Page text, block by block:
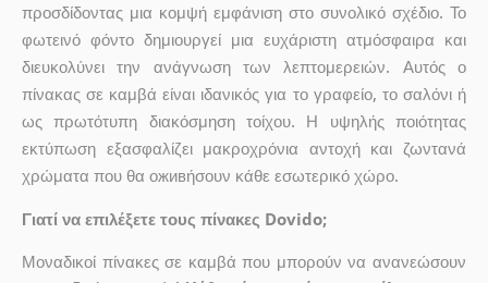
προσδίδοντας μια κομψή εμφάνιση στο συνολικό σχέδιο. Το
φωτεινό φόντο δημιουργεί μια ευχάριστη ατμόσφαιρα και
διευκολύνει την ανάγνωση των λεπτομερειών. Αυτός ο
πίνακας σε καμβά είναι ιδανικός για το γραφείο, το σαλόνι ή
ως πρωτότυπη διακόσμηση τοίχου. Η υψηλής ποιότητας
εκτύπωση εξασφαλίζει μακροχρόνια αντοχή και ζωντανά
χρώματα που θα оживήσουν κάθε εσωτερικό χώρο.
Γιατί να επιλέξετε τους πίνακες Dovido;
Μοναδικοί πίνακες σε καμβά που μπορούν να ανανεώσουν